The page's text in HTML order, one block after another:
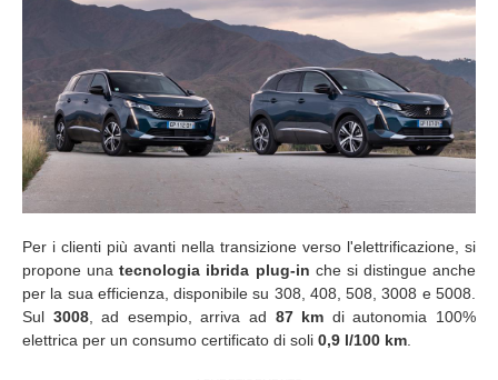
Per i clienti più avanti nella transizione verso l'elettrificazione, si
propone unatecnologia ibrida plug-in che si distingue anche
per la sua efficienza, disponibile su 308, 408, 508, 3008 e 5008.
Sul 3008, ad esempio, arriva ad 87 km di autonomia 100%
elettrica per un consumo certificato di soli 0,9 l/100 km